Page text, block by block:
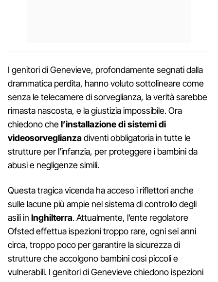
I genitori di Genevieve, profondamente segnati dalla
drammatica perdita, hanno voluto sottolineare come
senza le telecamere di sorveglianza, la verità sarebbe
rimasta nascosta, e la giustizia impossibile. Ora
chiedono chel’installazione di sistemi di
videosorveglianzadiventi obbligatoria in tutte le
strutture per l’infanzia, per proteggere i bambini da
abusi e negligenze simili.
Questa tragica vicenda ha acceso i riflettori anche
sulle lacune più ampie nel sistema di controllo degli
asili in Inghilterra. Attualmente, l’ente regolatore
Ofsted effettua ispezioni troppo rare, ogni sei anni
circa, troppo poco per garantire la sicurezza di
strutture che accolgono bambini così piccoli e
vulnerabili. I genitori di Genevieve chiedono ispezioni